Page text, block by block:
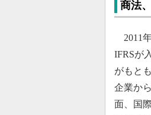
商法
2011
IFRSが
がもと
企業か
面、国